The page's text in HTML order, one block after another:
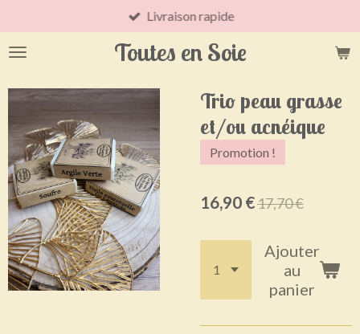
au
contenu
Toutes en Soie
Livraison rapide
Trio peau grasse
et/ou acnéique
Promotion !
16,90 €17,70 €
Ajouter
au
panier